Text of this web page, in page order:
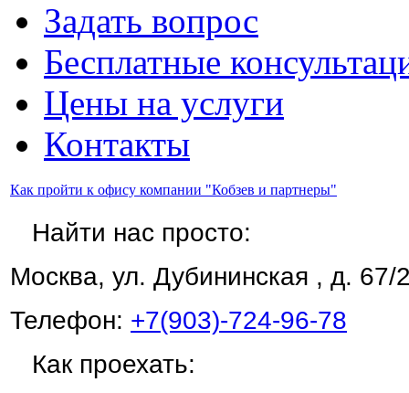
Задать вопрос
Бесплатные
Цены на услуги
Контакты
Как пройти к офису компании "Кобзев и партнеры"
Найти нас просто:
Москва, ул. Дубининская , д. 67/
Телефон: +7(903)-724-96-78
Как проехать: